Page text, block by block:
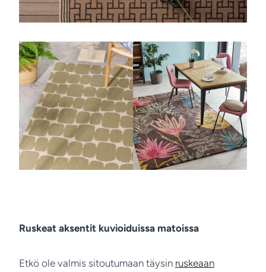
Ruskeat aksentit kuvioiduissa matoissa
Etkö ole valmis sitoutumaan täysin ruskeaan